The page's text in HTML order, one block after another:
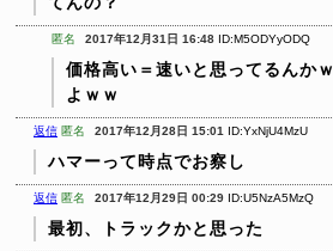
匿名 2017年12月31日 16:48 ID:M5ODYyODQ
価格高い＝速いと思ってるんかｗ
よｗｗ
返信 匿名 2017年12月28日 15:01 ID:YxNjU4MzU
ハマーって時点でお察し
返信 匿名 2017年12月29日 00:29 ID:U5NzA5MzQ
最初、トラックかと思った